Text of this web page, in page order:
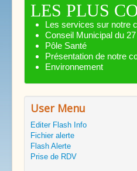
LES PLUS
Les services sur notre
Conseil Municipal du
Pôle Santé
Présentation de notre
Environnement
User Menu
Editer Flash Info
Fichier alerte
Flash Alerte
Prise de RDV